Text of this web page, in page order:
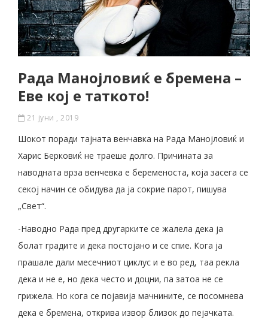
Рада Манојловиќ е бремена –
Еве кој е таткото!
21 јуни , 2019
Шокот поради тајната венчавка на Рада Манојловиќ и
Харис Берковиќ не траеше долго. Причината за
наводната врза венчевка е беременоста, која засега се
секој начин се обидува да ја сокрие парот, пишува
„Свет“.
-Наводно Рада пред другарките се жалела дека ја
болат градите и дека постојано и се спие. Кога ја
прашале дали месечниот циклус и е во ред, тaа рекла
дека и не е, но дека често и доцни, па затоа не се
грижела. Но кога се појавија мачнините, се посомнева
дека е бремена, открива извор близок до пејачката.